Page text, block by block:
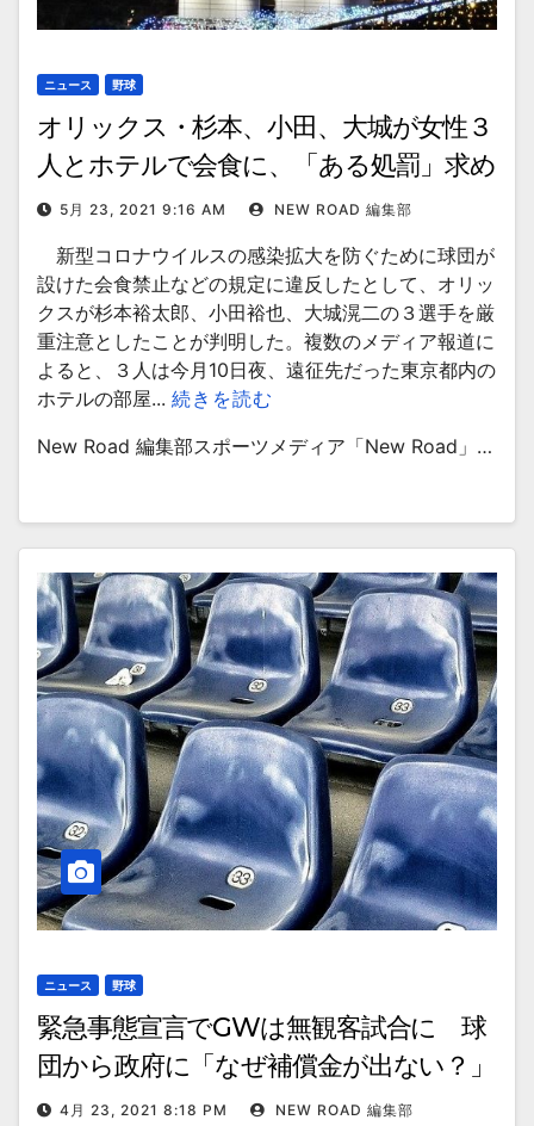
ニュース 野球
オリックス・杉本、小田、大城が女性３
人とホテルで会食に、「ある処罰」求め
る声が
5月 23, 2021 9:16 AM NEW ROAD 編集部
新型コロナウイルスの感染拡大を防ぐために球団が
設けた会食禁止などの規定に違反したとして、オリッ
クスが杉本裕太郎、小田裕也、大城滉二の３選手を厳
重注意としたことが判明した。複数のメディア報道に
よると、３人は今月10日夜、遠征先だった東京都内の
ホテルの部屋... 続きを読む
New Road 編集部スポーツメディア「New Road」…
ニュース 野球
緊急事態宣言でGWは無観客試合に 球
団から政府に「なぜ補償金が出ない？」
の声が
4月 23, 2021 8:18 PM NEW ROAD 編集部